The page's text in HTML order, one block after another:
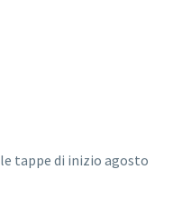
tappe di inizio agosto